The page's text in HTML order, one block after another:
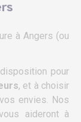
à Angers (ou
pour
, et à choisir
envies. Nos
aideront à